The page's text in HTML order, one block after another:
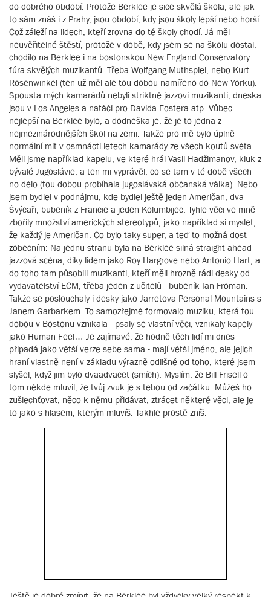
do dobrého období. Protože Berklee je sice skvělá škola, ale jak
to sám znáš i z Prahy, jsou období, kdy jsou školy lepší nebo horší.
Což záleží na lidech, kteří zrovna do té školy chodí. Já měl
neuvěřitelné štěstí, protože v době, kdy jsem se na školu dostal,
chodilo na Berklee i na bostonskou New England Conservatory
fúra skvělých muzikantů. Třeba Wolfgang Muthspiel, nebo Kurt
Rosenwinkel (ten už měl ale tou dobou namířeno do New Yorku).
Spousta mých kamarádů nebyli striktně jazzoví muzikanti, dneska
jsou v Los Angeles a natáčí pro Davida Fostera atp. Vůbec
nejlepší na Berklee bylo, a dodneška je, že je to jedna z
nejmezinárodnějších škol na zemi. Takže pro mě bylo úplně
normální mít v osmnácti letech kamarády ze všech koutů světa.
Měli jsme například kapelu, ve které hrál Vasil Hadžimanov, kluk z
bývalé Jugoslávie, a ten mi vyprávěl, co se tam v té době všech-
no dělo (tou dobou probíhala jugoslávská občanská válka). Nebo
jsem bydlel v podnájmu, kde bydlel ještě jeden Američan, dva
Švýcaři, bubeník z Francie a jeden Kolumbijec. Tyhle věci ve mně
zbořily množství amerických stereotypů, jako například si myslet,
že každý je Američan. Co bylo taky super, a teď to možná dost
zobecním: Na jednu stranu byla na Berklee silná straight-ahead
jazzová scéna, díky lidem jako Roy Hargrove nebo Antonio Hart, a
do toho tam působili muzikanti, kteří měli hrozně rádi desky od
vydavatelství ECM, třeba jeden z učitelů - bubeník Ian Froman.
Takže se poslouchaly i desky jako Jarretova Personal Mountains s
Janem Garbarkem. To samozřejmě formovalo muziku, která tou
dobou v Bostonu vznikala - psaly se vlastní věci, vznikaly kapely
jako Human Feel… Je zajímavé, že hodně těch lidí mi dnes
připadá jako větší verze sebe sama - mají větší jméno, ale jejich
hraní vlastně není v základu výrazně odlišné od toho, které jsem
slyšel, když jim bylo dvaadvacet (smích). Myslím, že Bill Frisell o
tom někde mluvil, že tvůj zvuk je s tebou od začátku. Můžeš ho
zušlechťovat, něco k němu přidávat, ztrácet některé věci, ale je
to jako s hlasem, kterým mluvíš. Takhle prostě zníš.